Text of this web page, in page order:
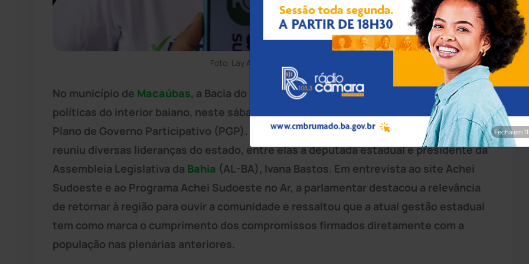
Foto: Lay Amorim/Achei Sudoeste
No município de Macaúbas, a Bacia do Paramirim, voltou a ser o centro das discussões
políticas do interior baiano, neste sábado (23), com a realização de mais uma etapa do
Plano de Governo Participativo (PGP). O encontro, focado nas demandas regional,
reuniu diversas lideranças do estado, entre elas a deputada estadual e presidente da
Assembleia Legislativa da Bahia (AL-BA), Ivana Bastos. Em entrevista ao site Achei
Sudoeste e ao Programa Achei Sudoeste no Ar, a parlamentar destacou a relevância
de retornar à região para ouvir a comunidade e ressaltou que a atual gestão estadual
tem como marca o cumprimento dos compromissos firmados diretamente com a
população nas plenárias anteriores.
Fecha em